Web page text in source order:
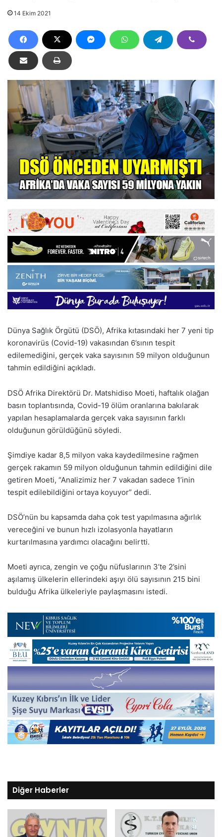
14 Ekim 2021
Dünya Sağlık Örgütü (DSÖ), Afrika kıtasındaki her 7 yeni tip
koronavirüs (Covid-19) vakasından 6’sının tespit
edilemediğini, gerçek vaka sayısının 59 milyon olduğunun
tahmin edildiğini açıkladı.
DSÖ Afrika Direktörü Dr. Matshidiso Moeti, haftalık olağan
basın toplantısında, Covid-19 ölüm oranlarına bakılarak
yapılan hesaplamalarda gerçek vaka sayısının farklı
olduğunun görüldüğünü söyledi.
Şimdiye kadar 8,5 milyon vaka kaydedilmesine rağmen
gerçek rakamın 59 milyon olduğunun tahmin edildiğini dile
getiren Moeti, “Analizimiz her 7 vakadan sadece 1’inin
tespit edilebildiğini ortaya koyuyor” dedi.
DSÖ’nün bu kapsamda daha çok test yapılmasına ağırlık
vereceğini ve bunun hızlı izolasyonla hayatların
kurtarılmasına yardımcı olacağını belirtti.
Moeti ayrıca, zengin ve çoğu nüfuslarının 3’te 2’sini
aşılamış ülkelerin ellerindeki aşıyı ölü sayısının 215 bini
bulduğu Afrika ülkeleriyle paylaşmasını istedi.
Diğer Haberler